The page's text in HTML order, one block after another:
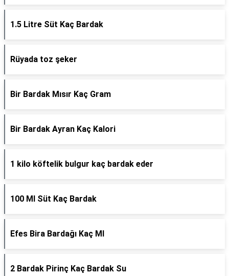
1.5 Litre Süt Kaç Bardak
Rüyada toz şeker
Bir Bardak Mısır Kaç Gram
Bir Bardak Ayran Kaç Kalori
1 kilo köftelik bulgur kaç bardak eder
100 Ml Süt Kaç Bardak
Efes Bira Bardağı Kaç Ml
2 Bardak Pirinç Kaç Bardak Su